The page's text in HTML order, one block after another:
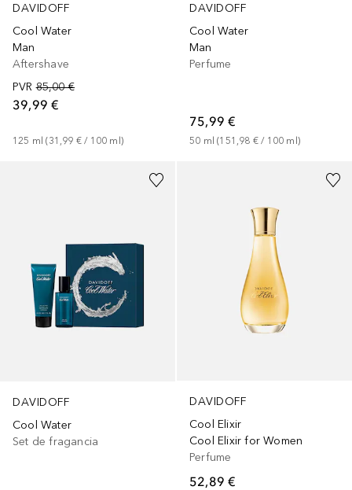
DAVIDOFF
Cool Water
Man
Aftershave
PVR 85,00 €
39,99 €
125 ml (31,99 € / 100 ml)
DAVIDOFF
Cool Water
Man
Perfume
75,99 €
50 ml (151,98 € / 100 ml )
DAVIDOFF
Cool Water
Set de fragancia
DAVIDOFF
Cool Elixir
Cool Elixir for Women
Perfume
52,89 €